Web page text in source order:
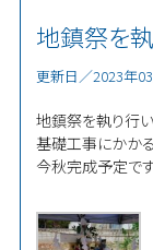
地鎮祭を
更新日／2023年
地鎮祭を執り行い
基礎工事にかか
今秋完成予定で